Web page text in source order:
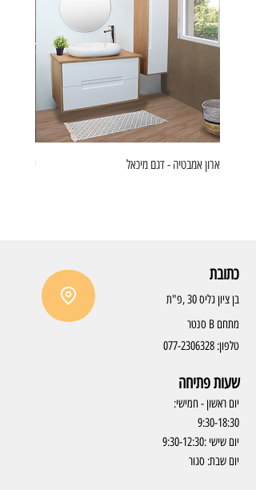
ארון אמבטיה - דגם מיכאל ארון
כתובת
בן ציון גליס 30 ,פ"ת
מתחם B סנטר
טלפון: 077-2306328
שעות פתיחה
יום ראשון - חמישי:
9:30-18:30
יום שישי :9:30-12:30
יום שבת: סגור